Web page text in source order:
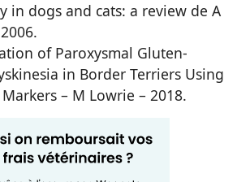
in dogs and cats: a review de A
of Paroxysmal Gluten-
in Border Terriers Using
– M Lowrie – 2018.